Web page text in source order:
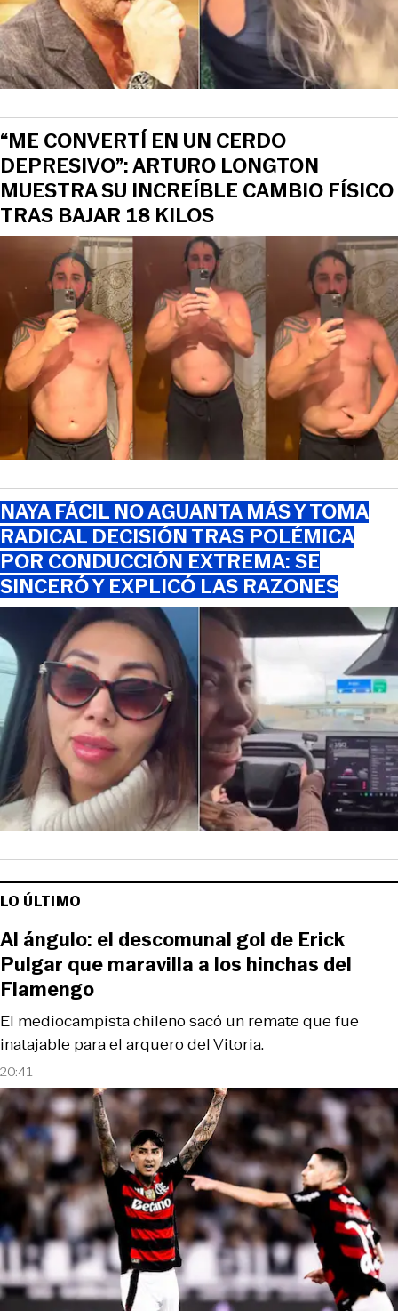
“ME CONVERTÍ EN UN CERDO
DEPRESIVO”: ARTURO LONGTON
MUESTRA SU INCREÍBLE CAMBIO FÍSICO
TRAS BAJAR 18 KILOS
NAYA FÁCIL NO AGUANTA MÁS Y TOMA
RADICAL DECISIÓN TRAS POLÉMICA
POR CONDUCCIÓN EXTREMA: SE
SINCERÓ Y EXPLICÓ LAS RAZONES
LO ÚLTIMO
20:41
El mediocampista chileno sacó un remate que fue
inatajable para el arquero del Vitoria.
Al ángulo: el descomunal gol de Erick
Pulgar que maravilla a los hinchas del
Flamengo